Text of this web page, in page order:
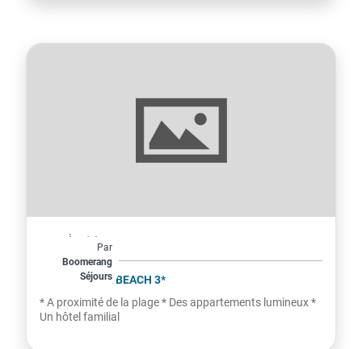
À partir de
272€
par personne
Par
Boomerang
Séjours
Espagne
BAHIA CALMA BEACH 3*
* A proximité de la plage * Des appartements lumineux *
Un hôtel familial